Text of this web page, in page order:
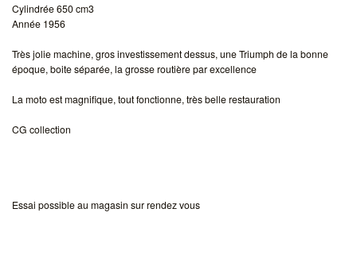
Cylindrée 650 cm3
Année 1956
Très jolie machine, gros investissement dessus, une Triumph de la bonne
époque, boite séparée, la grosse routière par excellence
La moto est magnifique, tout fonctionne, très belle restauration
CG collection
Essai possible au magasin sur rendez vous